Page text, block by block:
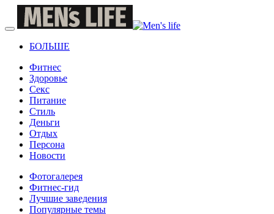
БОЛЬШЕ
Фитнес
Здоровье
Секс
Питание
Стиль
Деньги
Отдых
Персона
Новости
Фотогалерея
Фитнес-гид
Лучшие заведения
Популярные темы